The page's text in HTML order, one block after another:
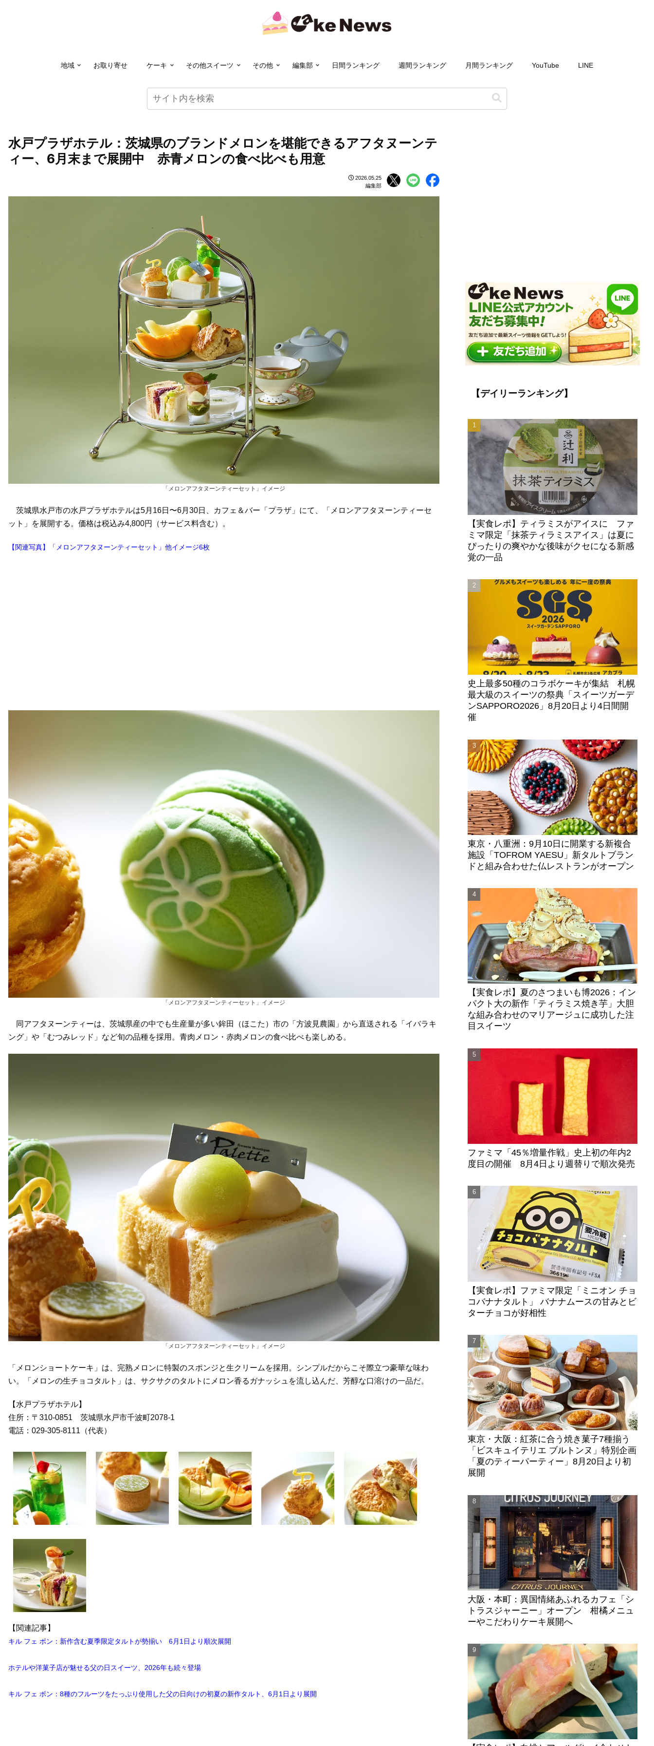
地域 お取り寄せ ケーキ その他スイーツ その他 編集部 日間ランキング 週間ランキング 月間ランキング YouTube LINE
水戸プラザホテル：茨城県のブランドメロンを堪能できるアフタヌーンテ
ィー、6月末まで展開中 赤青メロンの食べ比べも用意
2026.05.25
編集部
「メロンアフタヌーンティーセット」イメージ
茨城県水戸市の水戸プラザホテルは5月16日〜6月30日、カフェ＆バー「プラザ」にて、「メロンアフタヌーンティーセ
ット」を展開する。価格は税込み4,800円（サービス料含む）。
【関連写真】「メロンアフタヌーンティーセット」他イメージ6枚
「メロンアフタヌーンティーセット」イメージ
同アフタヌーンティーは、茨城県産の中でも生産量が多い鉾田（ほこた）市の「方波見農園」から直送される「イバラキ
ング」や「むつみレッド」など旬の品種を採用。青肉メロン・赤肉メロンの食べ比べも楽しめる。
「メロンアフタヌーンティーセット」イメージ
「メロンショートケーキ」は、完熟メロンに特製のスポンジと生クリームを採用。シンプルだからこそ際立つ豪華な味わ
い。「メロンの生チョコタルト」は、サクサクのタルトにメロン香るガナッシュを流し込んだ、芳醇な口溶けの一品だ。
【水戸プラザホテル】
住所：〒310-0851 茨城県水戸市千波町2078-1
電話：029-305-8111（代表）
【関連記事】
キル フェ ボン：新作含む夏季限定タルトが勢揃い 6月1日より順次展開
ホテルや洋菓子店が魅せる父の日スイーツ、2026年も続々登場
キル フェ ボン：8種のフルーツをたっぷり使用した父の日向けの初夏の新作タルト、6月1日より展開
【デイリーランキング】
【実食レポ】ティラミスがアイスに ファ
ミマ限定「抹茶ティラミスアイス」は夏に
ぴったりの爽やかな後味がクセになる新感
覚の一品
史上最多50種のコラボケーキが集結 札幌
最大級のスイーツの祭典「スイーツガーデ
ンSAPPORO2026」8月20日より4日間開
催
東京・八重洲：9月10日に開業する新複合
施設「TOFROM YAESU」新タルトブラン
ドと組み合わせた仏レストランがオープン
【実食レポ】夏のさつまいも博2026：イン
パクト大の新作「ティラミス焼き芋」大胆
な組み合わせのマリアージュに成功した注
目スイーツ
ファミマ「45％増量作戦」史上初の年内2
度目の開催 8月4日より週替りで順次発売
【実食レポ】ファミマ限定「ミニオン チョ
コバナナタルト」 バナナムースの甘みとビ
ターチョコが好相性
東京・大阪：紅茶に合う焼き菓子7種揃う
「ビスキュイテリエ ブルトンヌ」特別企画
「夏のティーパーティー」8月20日より初
展開
大阪・本町：異国情緒あふれるカフェ「シ
トラスジャーニー」オープン 柑橘メニュ
ーやこだわりケーキ展開へ